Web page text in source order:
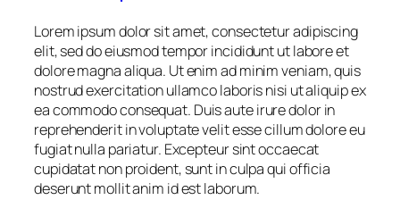
Lorem ipsum dolor sit amet, consectetur adipiscing
elit, sed do eiusmod tempor incididunt ut labore et
dolore magna aliqua. Ut enim ad minim veniam, quis
nostrud exercitation ullamco laboris nisi ut aliquip ex
ea commodo consequat. Duis aute irure dolor in
reprehenderit in voluptate velit esse cillum dolore eu
fugiat nulla pariatur. Excepteur sint occaecat
cupidatat non proident, sunt in culpa qui officia
deserunt mollit anim id est laborum.